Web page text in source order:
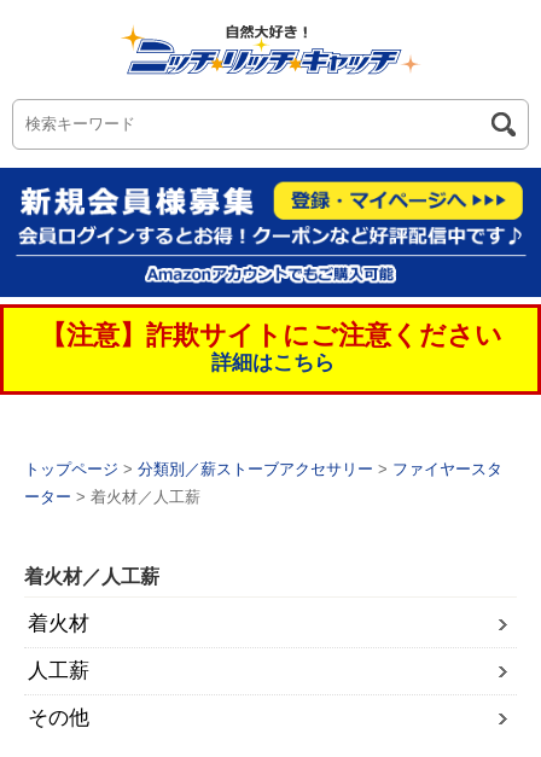
【注意】詐欺サイトにご注意ください
詳細はこちら
トップページ > 分類別／薪ストーブアクセサリー > ファイヤースタ
ーター > 着火材／人工薪
着火材／人工薪
着火材
人工薪
その他